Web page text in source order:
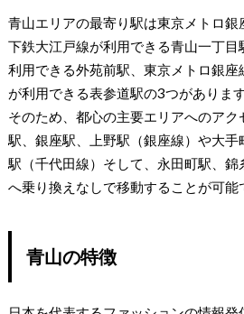
青山エリアの最寄り駅は東京メトロ
下鉄大江戸線が利用できる青山一丁
利用できる外苑前駅、東京メトロ銀
が利用できる表参道駅の3つがあります
そのため、都心の主要エリアへのア
駅、銀座駅、上野駅（銀座線）や大
駅（千代田線）そして、永田町駅、
へ乗り換えなしで移動することが可能
青山の特徴